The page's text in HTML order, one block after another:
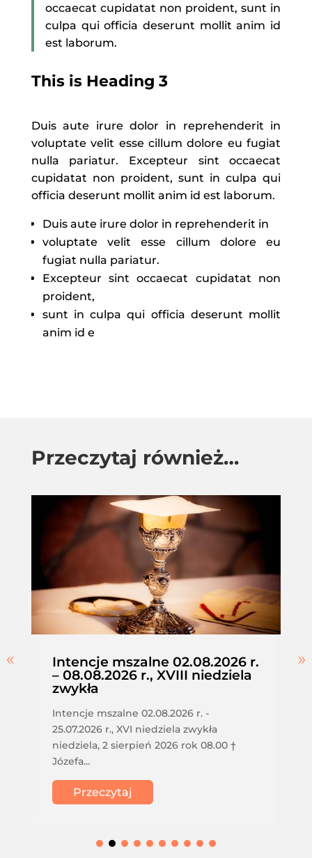
occaecat cupidatat non proident, sunt in
culpa qui officia deserunt mollit anim id
est laborum.
This is Heading 3
Duis aute irure dolor in reprehenderit in
voluptate velit esse cillum dolore eu fugiat
nulla pariatur. Excepteur sint occaecat
cupidatat non proident, sunt in culpa qui
officia deserunt mollit anim id est laborum.
Duis aute irure dolor in reprehenderit in
voluptate velit esse cillum dolore eu
fugiat nulla pariatur.
Excepteur sint occaecat cupidatat non
proident,
sunt in culpa qui officia deserunt mollit
anim id e
Przeczytaj również…
Intencje mszalne 02.08.2026 r.
– 08.08.2026 r., XVIII niedziela
zwykła
Intencje mszalne 02.08.2026 r. -
25.07.2026 r., XVI niedziela zwykła
niedziela, 2 sierpień 2026 rok 08.00 †
Józefa...
Przeczytaj